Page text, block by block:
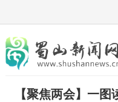
【聚焦两会】一